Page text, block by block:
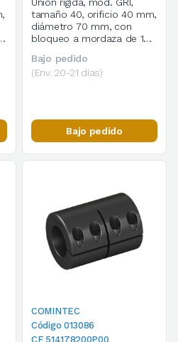
tamaño 40, orificio 40 mm,
diámetro 70 mm, con
bloqueo a mordaza de 1
Bajo pedido
(Env. 20-21 días)
Bajo pedido
COMINTEC
Código 013086
CF 514178200P00